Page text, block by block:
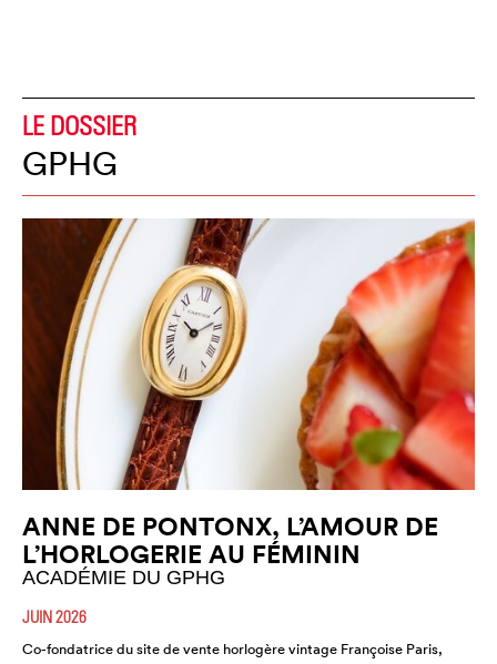
LE DOSSIER
GPHG
ANNE DE PONTONX, L’AMOUR DE
L’HORLOGERIE AU FÉMININ
ACADÉMIE DU GPHG
JUIN 2026
Co-fondatrice du site de vente horlogère vintage Françoise Paris,